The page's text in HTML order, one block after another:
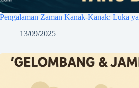
Pengalaman Zaman Kanak-Kanak: Luka
13/09/2025